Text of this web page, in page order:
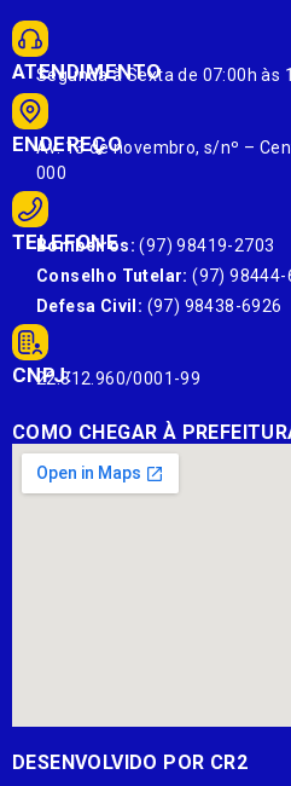
ATENDIMENTO
Segunda à Sexta de 07:00h às
ENDEREÇO
Av. 13 de novembro, s/nº –
000
TELEFONE
Bombeiros: (97) 98419-2703
Conselho Tutelar: (97) 98444-
Defesa Civil: (97) 98438-6926
CNPJ:
22.812.960/0001-99
COMO CHEGAR À
DESENVOLVIDO POR CR2